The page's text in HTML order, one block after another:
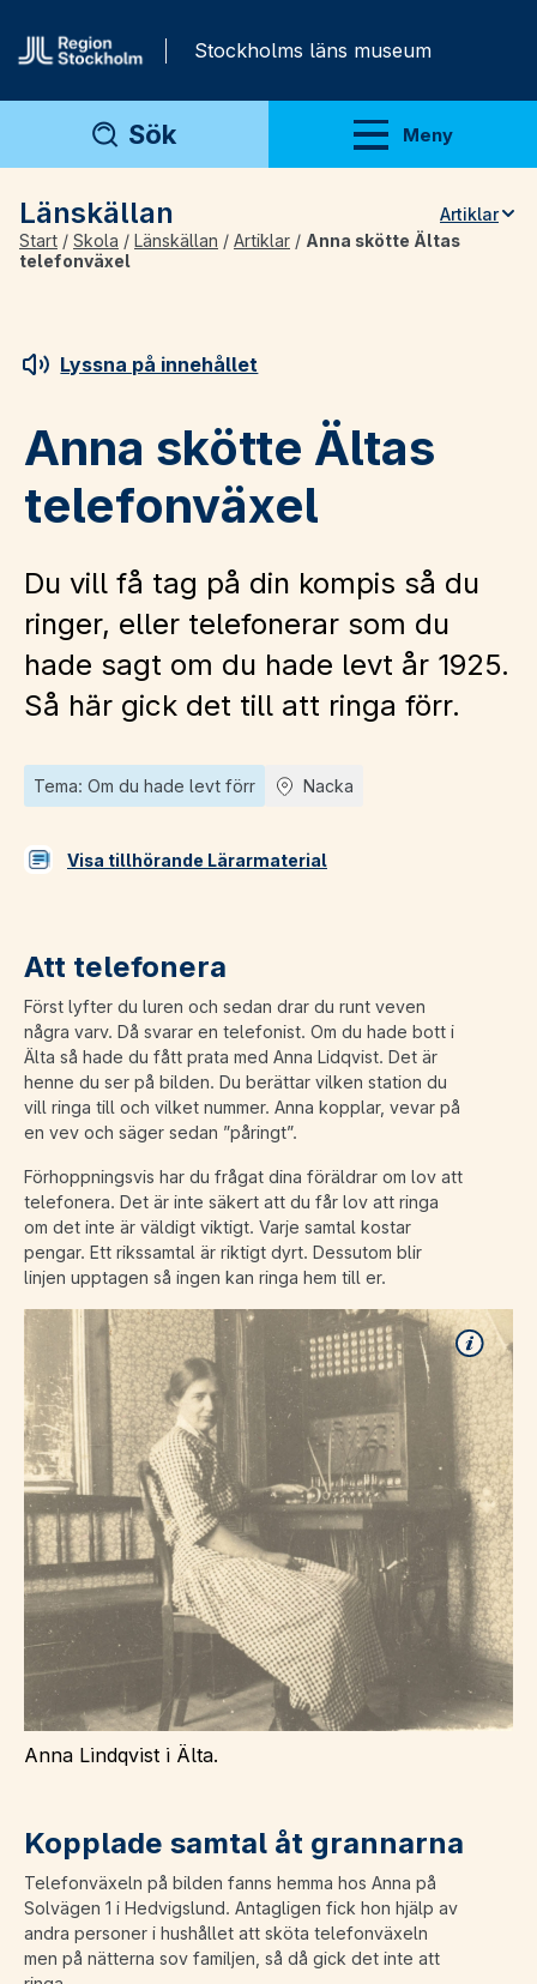
Stockholms läns museum
Sök Meny
Visa meny
Länskällan
Artiklar
Teman
För lärare
Start / Skola / Länskällan / Artiklar / Anna skötte Ältas
telefonväxel
Lyssna på innehållet
Anna skötte Ältas
telefonväxel
Du vill få tag på din kompis så du
ringer, eller telefonerar som du
hade sagt om du hade levt år 1925.
Så här gick det till att ringa förr.
Tema: Om du hade levt förr Nacka
Visa tillhörande Lärarmaterial
Att telefonera
Först lyfter du luren och sedan drar du runt veven
några varv. Då svarar en telefonist. Om du hade bott i
Älta så hade du fått prata med Anna Lidqvist. Det är
henne du ser på bilden. Du berättar vilken station du
vill ringa till och vilket nummer. Anna kopplar, vevar på
en vev och säger sedan ”påringt”.
Förhoppningsvis har du frågat dina föräldrar om lov att
telefonera. Det är inte säkert att du får lov att ringa
om det inte är väldigt viktigt. Varje samtal kostar
pengar. Ett rikssamtal är riktigt dyrt. Dessutom blir
linjen upptagen så ingen kan ringa hem till er.
Anna Lindqvist i Älta.
Kopplade samtal åt grannarna
Telefonväxeln på bilden fanns hemma hos Anna på
Solvägen 1 i Hedvigslund. Antagligen fick hon hjälp av
andra personer i hushållet att sköta telefonväxeln
men på nätterna sov familjen, så då gick det inte att